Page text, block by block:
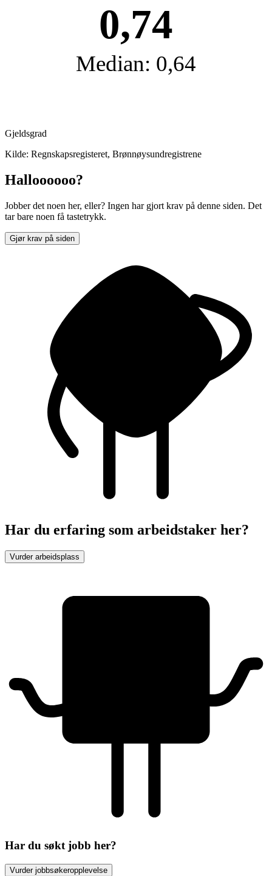
0,74
Median: 0,64
Gjeldsgrad
Kilde: Regnskapsregisteret, Brønnøysundregistrene
Halloooooo?
Jobber det noen her, eller? Ingen har gjort krav på denne siden. Det
tar bare noen få tastetrykk.
Gjør krav på siden
Har du erfaring som arbeidstaker her?
Vurder arbeidsplass
Har du søkt jobb her?
Vurder jobbsøkeropplevelse